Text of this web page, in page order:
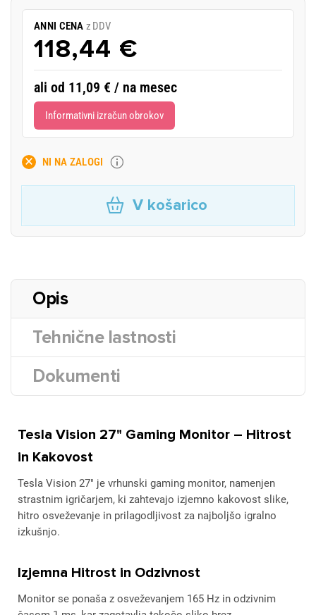
ANNI CENA z DDV
118,44 €
ali od 11,09 € / na mesec
Informativni izračun obrokov
NI NA ZALOGI
V košarico
Opis
Tehnične lastnosti
Dokumenti
Tesla Vision 27" Gaming Monitor – Hitrost
in Kakovost
Tesla Vision 27" je vrhunski gaming monitor, namenjen
strastnim igričarjem, ki zahtevajo izjemno kakovost slike,
hitro osveževanje in prilagodljivost za najboljšo igralno
izkušnjo.
Izjemna Hitrost in Odzivnost
Monitor se ponaša z osveževanjem 165 Hz in odzivnim